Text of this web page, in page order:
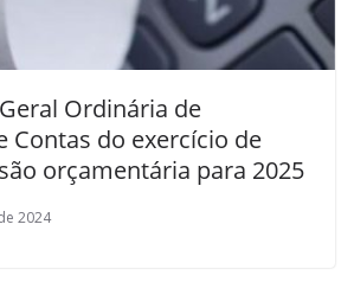
Ordinária de
Contas do exercício de
orçamentária para 2025
2024